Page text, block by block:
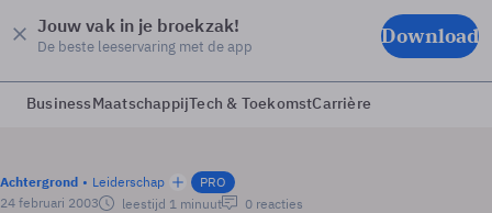
Jouw vak in je broekzak!
De beste leeservaring met de app Download
BusinessMaatschappijTech & ToekomstCarrière
Achtergrond Leiderschap
PRO
24 februari 2003
leestijd 1 minuut 0 reacties